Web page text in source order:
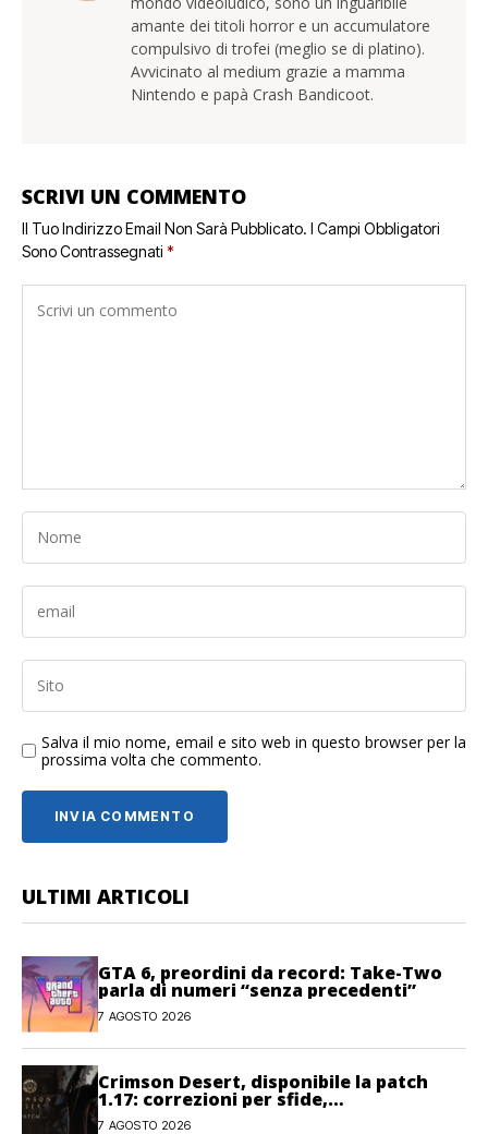
amante dei titoli horror e un accumulatore
compulsivo di trofei (meglio se di platino).
Avvicinato al medium grazie a mamma
Nintendo e papà Crash Bandicoot.
SCRIVI UN COMMENTO
Il Tuo Indirizzo Email Non Sarà Pubblicato. I Campi Obbligatori
Sono Contrassegnati *
Salva il mio nome, email e sito web in questo browser per la
prossima volta che commento.
ULTIMI ARTICOLI
GTA 6, preordini da record: Take-Two
parla di numeri “senza precedenti”
7 AGOSTO 2026
Crimson Desert, disponibile la patch
1.17: correzioni per sfide,
combattimento e interfaccia
7 AGOSTO 2026